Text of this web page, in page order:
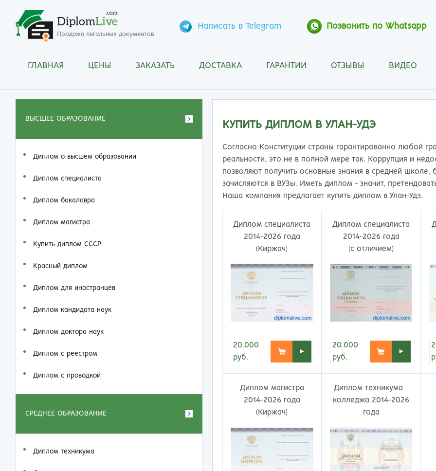
DiplomLive
.com
Продажа легальных документов
Написать в Telegram Позвонить по Whatsapp
ГЛАВНАЯ ЦЕНЫ ЗАКАЗАТЬ ДОСТАВКА ГАРАНТИИ ОТЗЫВЫ ВИДЕО
Архангельск
Барнаул
Белгород
Бийск
Благовещенск
Братск
Владивосток
Волгоград
Волжский
Воронеж
Иваново
Иркутск
Йошкар-Ола
Казань
Калининград
Орел
ВЫСШЕЕ ОБРАЗОВАНИЕ
Диплом о высшем образовании
Диплом специалиста
Диплом бакалавра
Диплом магистра
Купить диплом СССР
Красный диплом
Диплом для иностранцев
Диплом кандидата наук
Диплом доктора наук
Диплом с реестром
Диплом с проводкой
СРЕДНЕЕ ОБРАЗОВАНИЕ
Диплом техникума
КУПИТЬ ДИПЛОМ В УЛАН-УДЭ
Согласно Конституции страны гарантированно любой
реальности, это не в полной мере так. Коррупция и
позволяют получить основные знания в средней школе,
зачисляются в ВУЗы. Иметь диплом - значит,
Наша компания предлагает купить диплом в Улан-Удэ.
Диплом специалиста
2014-2026 года
(Киржач)
20.000
руб.
►
Диплом специалиста
2014-2026 года
(с отличием)
20.000
руб.
►
Диплом магистра
2014-2026 года
(Киржач)
Диплом техникума -
колледжа 2014-2026
года